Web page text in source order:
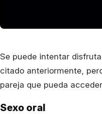
Se puede intentar
citado anteriormente,
pareja que pueda
Sexo oral